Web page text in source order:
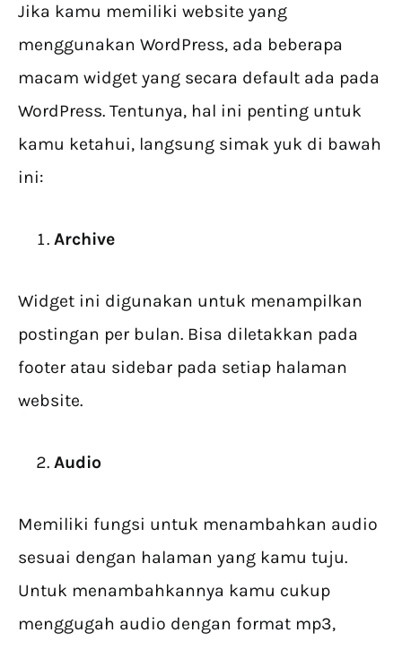
Jika kamu memiliki website yang
menggunakan WordPress, ada beberapa
macam widget yang secara default ada pada
WordPress. Tentunya, hal ini penting untuk
kamu ketahui, langsung simak yuk di bawah
ini:
Archive
Widget ini digunakan untuk menampilkan
postingan per bulan. Bisa diletakkan pada
footer atau sidebar pada setiap halaman
website.
Audio
Memiliki fungsi untuk menambahkan audio
sesuai dengan halaman yang kamu tuju.
Untuk menambahkannya kamu cukup
menggugah audio dengan format mp3,